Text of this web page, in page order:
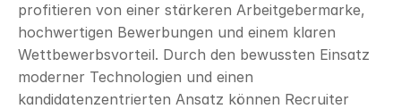
profitieren von einer stärkeren Arbeitgebermarke,
hochwertigen Bewerbungen und einem klaren
Wettbewerbsvorteil. Durch den bewussten Einsatz
moderner Technologien und einen
kandidatenzentrierten Ansatz können Recruiter